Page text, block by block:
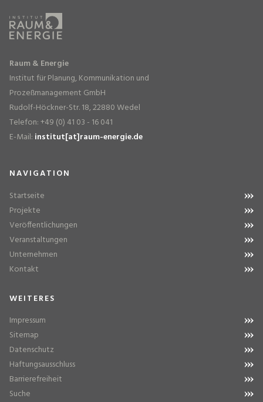
Raum & Energie
Institut für Planung, Kommunikation und
Prozeßmanagement GmbH
Rudolf-Höckner-Str. 18, 22880 Wedel
Telefon: +49 (0) 41 03 - 16 041
E-Mail: institut[at]raum-energie.de
NAVIGATION
Startseite
Projekte
Veröffentlichungen
Veranstaltungen
Unternehmen
Kontakt
WEITERES
Impressum
Sitemap
Datenschutz
Haftungsausschluss
Barrierefreiheit
Suche